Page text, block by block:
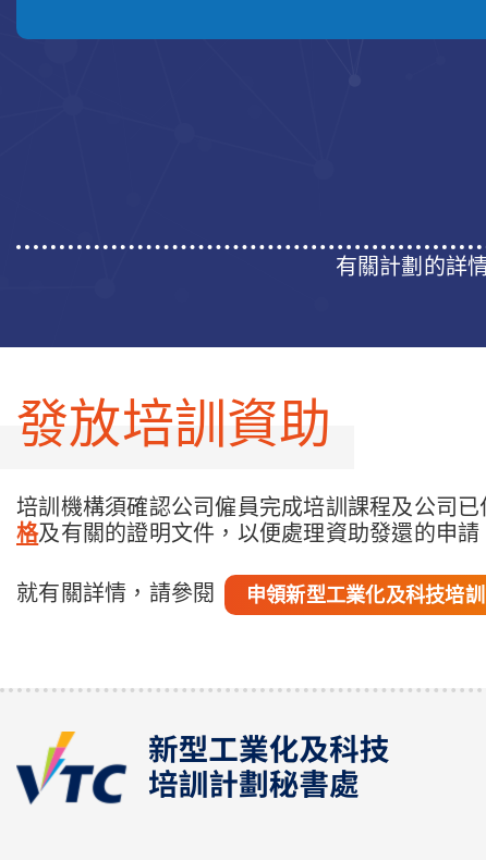
有關計劃的詳
發放培訓資助
培訓機構須確認公司僱員完成培訓課程及公司
格及有關的證明文件，以便處理資助發還的申請
就有關詳情，請參閱 申領新型工業化及科技培